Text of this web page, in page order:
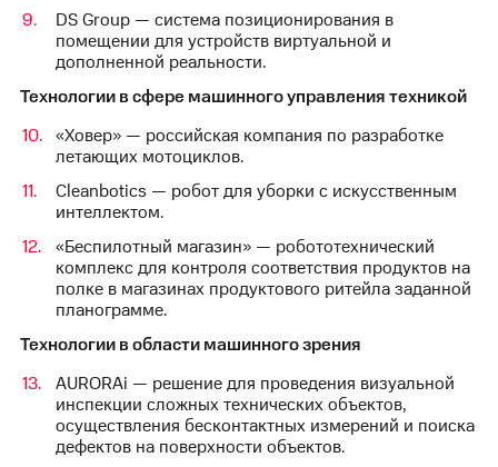
DS Group — система позиционирования в
помещении для устройств виртуальной и
дополненной реальности.
Технологии в сфере машинного управления техникой
«Ховер» — российская компания по разработке
летающих мотоциклов.
Cleanbotics — робот для уборки с искусственным
интеллектом.
«Беспилотный магазин» — робототехнический
комплекс для контроля соответствия продуктов на
полке в магазинах продуктового ритейла заданной
планограмме.
Технологии в области машинного зрения
AURORAi — решение для проведения визуальной
инспекции сложных технических объектов,
осуществления бесконтактных измерений и поиска
дефектов на поверхности объектов.